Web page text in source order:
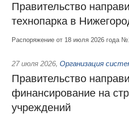
Правительство
технопарка в
Распоряжение от 18 июля 2026 года
27 июля 2026, Организация
Правительство
финансирование на
учреждений